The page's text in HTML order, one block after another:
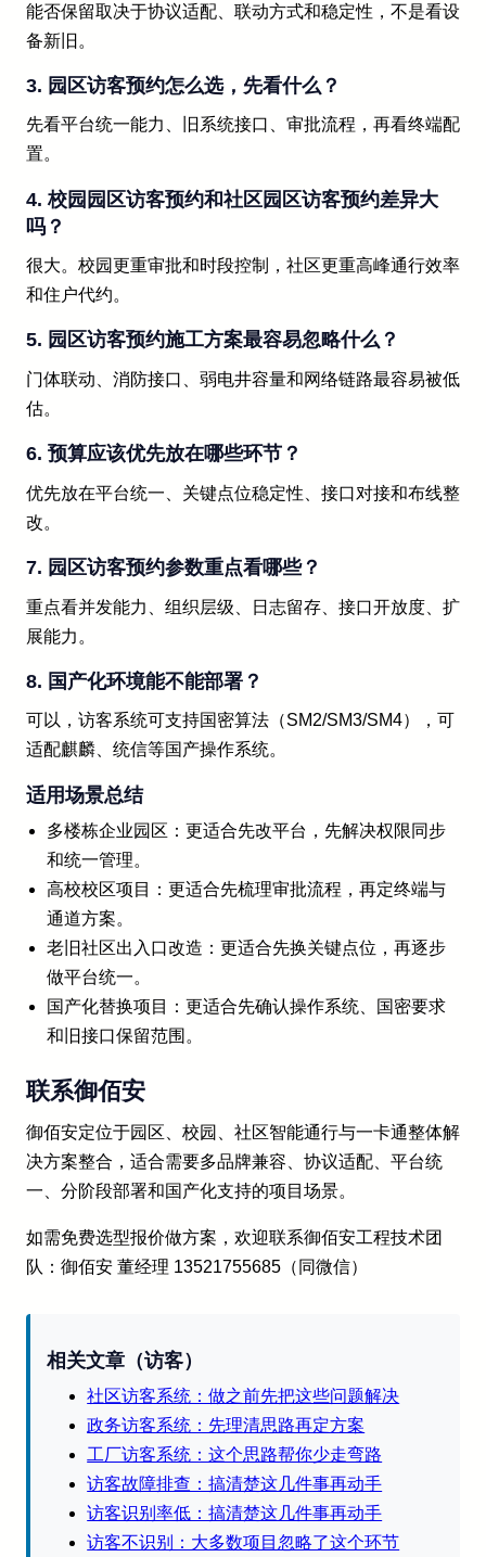
能否保留取决于协议适配、联动方式和稳定性，不是看设
备新旧。
3. 园区访客预约怎么选，先看什么？
先看平台统一能力、旧系统接口、审批流程，再看终端配
置。
4. 校园园区访客预约和社区园区访客预约差异大
吗？
很大。校园更重审批和时段控制，社区更重高峰通行效率
和住户代约。
5. 园区访客预约施工方案最容易忽略什么？
门体联动、消防接口、弱电井容量和网络链路最容易被低
估。
6. 预算应该优先放在哪些环节？
优先放在平台统一、关键点位稳定性、接口对接和布线整
改。
7. 园区访客预约参数重点看哪些？
重点看并发能力、组织层级、日志留存、接口开放度、扩
展能力。
8. 国产化环境能不能部署？
可以，访客系统可支持国密算法（SM2/SM3/SM4），可
适配麒麟、统信等国产操作系统。
适用场景总结
多楼栋企业园区：更适合先改平台，先解决权限同步
和统一管理。
高校校区项目：更适合先梳理审批流程，再定终端与
通道方案。
老旧社区出入口改造：更适合先换关键点位，再逐步
做平台统一。
国产化替换项目：更适合先确认操作系统、国密要求
和旧接口保留范围。
联系御佰安
御佰安定位于园区、校园、社区智能通行与一卡通整体解
决方案整合，适合需要多品牌兼容、协议适配、平台统
一、分阶段部署和国产化支持的项目场景。
如需免费选型报价做方案，欢迎联系御佰安工程技术团
队：御佰安 董经理 13521755685（同微信）
相关文章（访客）
社区访客系统：做之前先把这些问题解决
政务访客系统：先理清思路再定方案
工厂访客系统：这个思路帮你少走弯路
访客故障排查：搞清楚这几件事再动手
访客识别率低：搞清楚这几件事再动手
访客不识别：大多数项目忽略了这个环节